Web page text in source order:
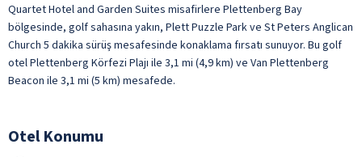
Quartet Hotel and Garden Suites misafirlere Plettenberg Bay
bölgesinde, golf sahasına yakın, Plett Puzzle Park ve St Peters Anglican
Church 5 dakika sürüş mesafesinde konaklama fırsatı sunuyor. Bu golf
otel Plettenberg Körfezi Plajı ile 3,1 mi (4,9 km) ve Van Plettenberg
Beacon ile 3,1 mi (5 km) mesafede.
Otel Konumu